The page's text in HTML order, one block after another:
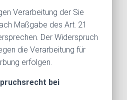
Verarbeitung der Sie
Maßgabe des Art. 21
Der Widerspruch
die Verarbeitung für
erfolgen.
bei